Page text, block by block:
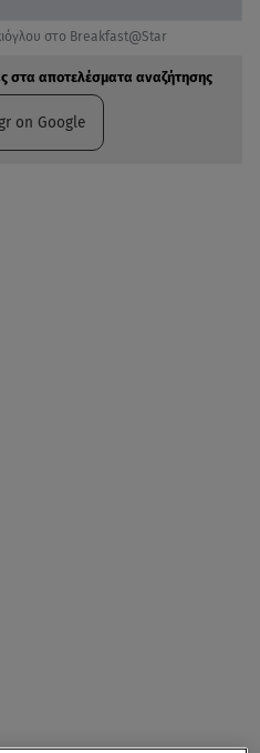
στο Breakfast@Star
στα αποτελέσματα αναζήτησης
on Google